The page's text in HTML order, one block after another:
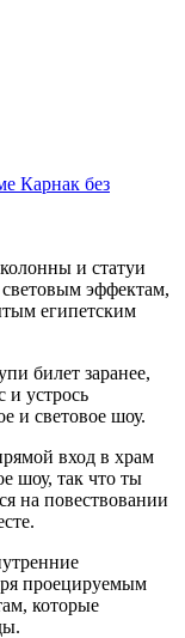
Карнак без
и статуи
эффектам,
египетским
билет заранее,
и устрось
и световое шоу.
вход в храм
шоу, так что ты
на повествовании
проецируемым
которые